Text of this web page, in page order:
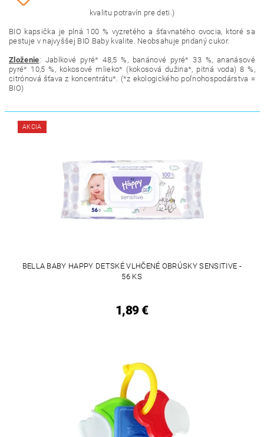
kvalitu potravín pre deti.)
BIO kapsička je plná 100 % vyzretého a šťavnatého ovocia, ktoré sa
pestuje v najvyššej BIO Baby kvalite. Neobsahuje pridaný cukor.
Zloženie: Jablkové pyré* 48,5 %, banánové pyré* 33 %, ananásové
pyré* 10,5 %, kokosové mlieko* (kokosová dužina*, pitná voda) 8 %,
citrónová šťava z koncentrátu*. (*z ekologického poľnohospodárstva =
BIO)
AKCIA
BELLA BABY HAPPY DETSKÉ VLHČENÉ OBRÚSKY SENSITIVE -
56 KS
1,89 €